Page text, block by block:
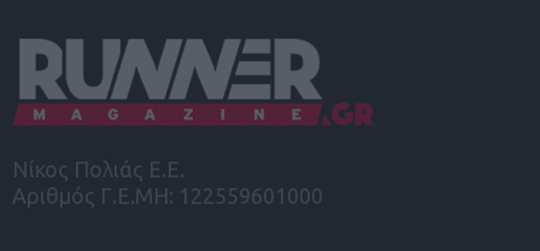
Νίκος Πολιάς Ε.Ε.
Αριθμός Γ.Ε.ΜΗ: 122559601000